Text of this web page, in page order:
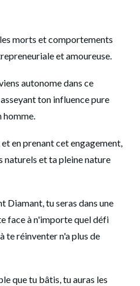
morts et comportements
et amoureuse.
autonome dans ce
ton influence pure
homme.
en prenant cet engagement,
naturels et ta pleine nature
Diamant, tu seras dans une
face à n'importe quel défi
te réinventer n'a plus de
que tu bâtis, tu auras les